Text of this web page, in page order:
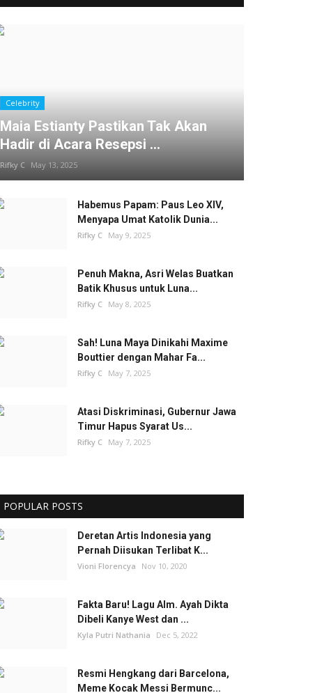
Celebrity
Maia Estianty Pastikan Tak Akan
Hadir di Acara Resepsi ...
Rifky C May 13, 2025
Habemus Papam: Paus Leo XIV,
Menyapa Umat Katolik Dunia...
Rifky C May 9, 2025
Penuh Makna, Asri Welas Buatkan
Batik Khusus untuk Luna...
Rifky C May 8, 2025
Sah! Luna Maya Dinikahi Maxime
Bouttier dengan Mahar Fa...
Rifky C May 7, 2025
Atasi Diskriminasi, Gubernur Jawa
Timur Hapus Syarat Us...
Rifky C May 7, 2025
POPULAR POSTS
Deretan Artis Indonesia yang
Pernah Diisukan Terlibat K...
Vioni Florencya Nov 10, 2020
Fakta Baru! Lagu Alm. Ayah Dikta
Dibeli Kanye West dan ...
Kyla Putri Nathania Dec 5, 2022
Resmi Hengkang dari Barcelona,
Meme Kocak Messi Bermunc...